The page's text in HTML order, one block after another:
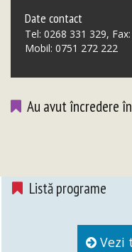
Date contact
Tel: 0268 331 329,
Mobil: 0751 272 222
Au avut încredere
Listă programe
Vezi